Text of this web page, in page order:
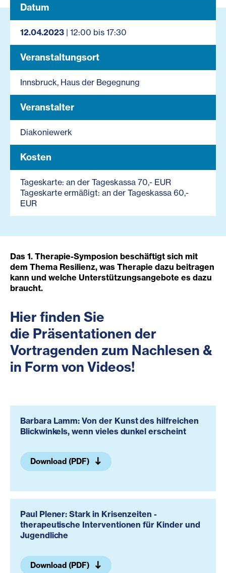
Datum
12.04.2023 | 12:00 bis 17:30
Veranstaltungsort
Innsbruck, Haus der Begegnung
Veranstalter
Diakoniewerk
Kosten
Tageskarte: an der Tageskassa 70,- EUR
Tageskarte ermäßigt: an der Tageskassa 60,-
EUR
Das 1. Therapie-Symposion beschäftigt sich mit
dem Thema Resilienz, was Therapie dazu beitragen
kann und welche Unterstützungsangebote es dazu
braucht.
Hier finden Sie
die Präsentationen der
Vortragenden zum Nachlesen &
in Form von Videos!
Barbara Lamm: Von der Kunst des hilfreichen
Blickwinkels, wenn vieles dunkel erscheint
Download (PDF)
Paul Plener: Stark in Krisenzeiten -
therapeutische Interventionen für Kinder und
Jugendliche
Download (PDF)